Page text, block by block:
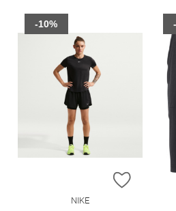
ZUR
NIKE
-10%